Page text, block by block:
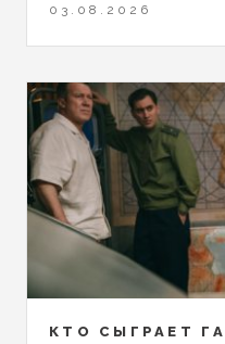
03.08.2026
КТО СЫГРАЕТ